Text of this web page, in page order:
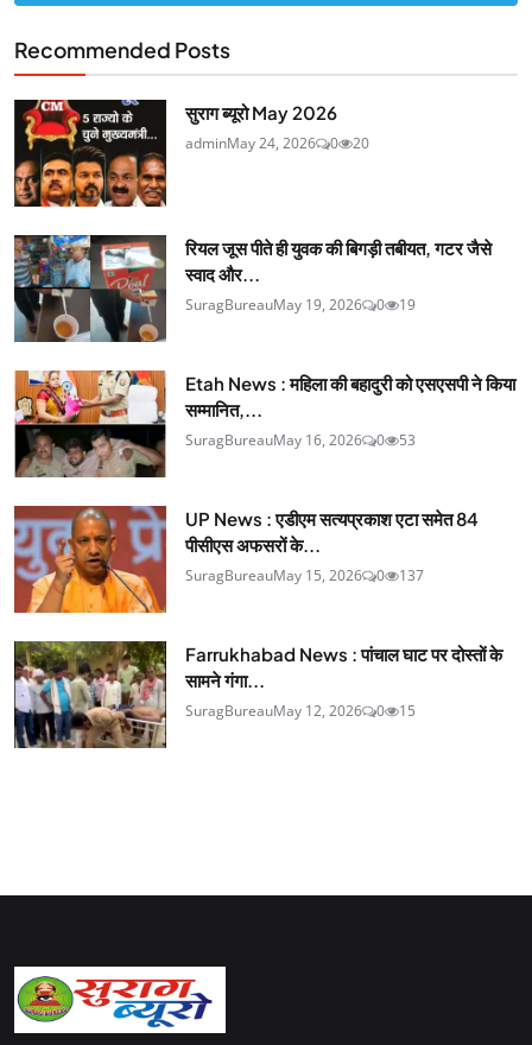
Recommended Posts
सुराग ब्यूरो May 2026
adminMay 24, 2026 0 20
रियल जूस पीते ही युवक की बिगड़ी तबीयत, गटर जैसे
स्वाद और...
SuragBureauMay 19, 2026 0 19
Etah News : महिला की बहादुरी को एसएसपी ने किया
सम्मानित,...
SuragBureauMay 16, 2026 0 53
UP News : एडीएम सत्यप्रकाश एटा समेत 84
पीसीएस अफसरों के...
SuragBureauMay 15, 2026 0 137
Farrukhabad News : पांचाल घाट पर दोस्तों के
सामने गंगा...
SuragBureauMay 12, 2026 0 15